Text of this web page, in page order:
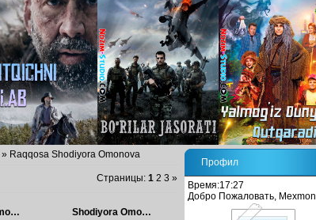
» Raqqosa Shodiyora Omonova
Страницы: 1 2 3 »
Shodiyora Omonova - Foto 2016 Shodiyora Omonova - Foto 2016
Профил
Время:17:27
Добро Пожаловать, Mexmon